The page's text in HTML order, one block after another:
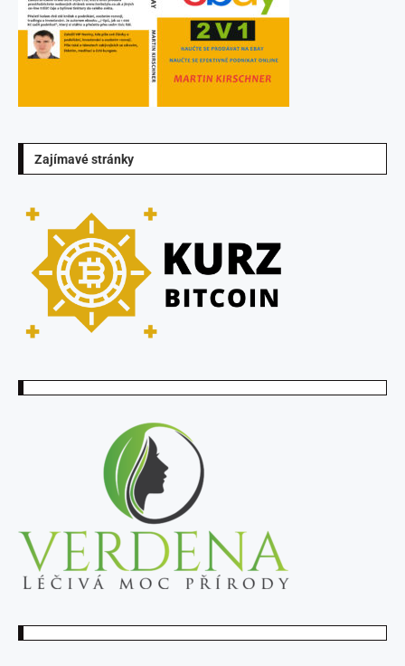
Zajímavé stránky